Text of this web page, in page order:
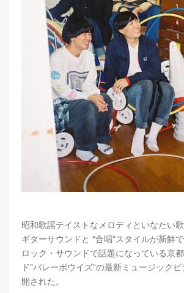
昭和歌謡テイストなメロディといなたい
ギターサウンドと “合唱”スタイルが新鮮
ロック・サウンドで話題になっている京
ド”バレーボウイズ“の最新ミュージック
開された。